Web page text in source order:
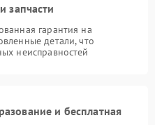
запчасти
гарантия на
детали, что
неисправностей
и бесплатная